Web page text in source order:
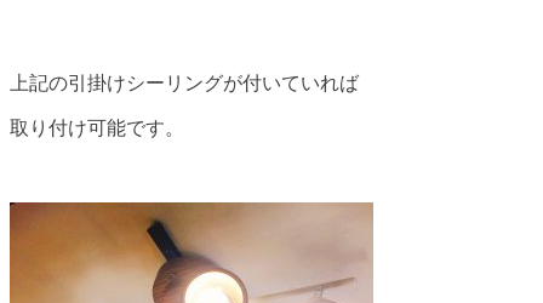
上記の引掛けシーリングが付いていれば
取り付け可能です。